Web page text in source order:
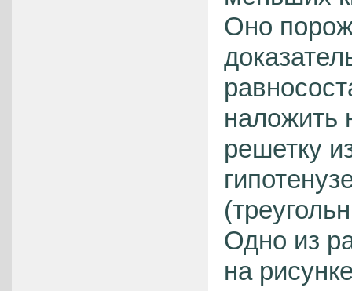
Оно
наложить
решетку
Одно из
на